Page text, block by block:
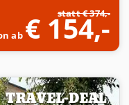
statt € 374,-
ab € 154,-
TRAVEL-DEAL